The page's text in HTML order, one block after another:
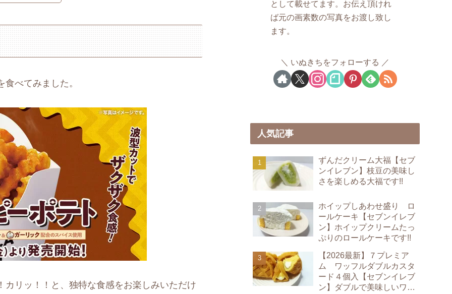
べてみました。
リッ！！と、独特な食感をお楽しみいただけ
として載せてます。お伝え頂けれ
ば元の画素数の写真をお渡し致し
ます。
いぬきちをフォローする
人気記事
ずんだクリーム大福【セブ
ンイレブン】枝豆の美味し
さを楽しめる大福です!!
ホイップしあわせ盛り ロ
ールケーキ【セブンイレブ
ン】ホイップクリームたっ
ぷりのロールケーキです!!
【2026最新】７プレミア
ム ワッフルダブルカスタ
ード４個入【セブンイレブ
ン】ダブルで美味しいワッ